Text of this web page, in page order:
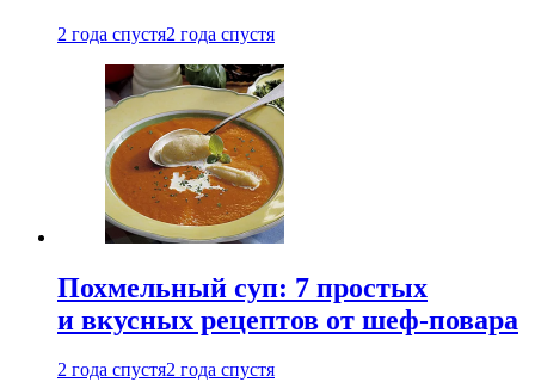
2 года спустя2 года спустя
Похмельный суп: 7 простых
и вкусных рецептов от шеф-повара
2 года спустя2 года спустя